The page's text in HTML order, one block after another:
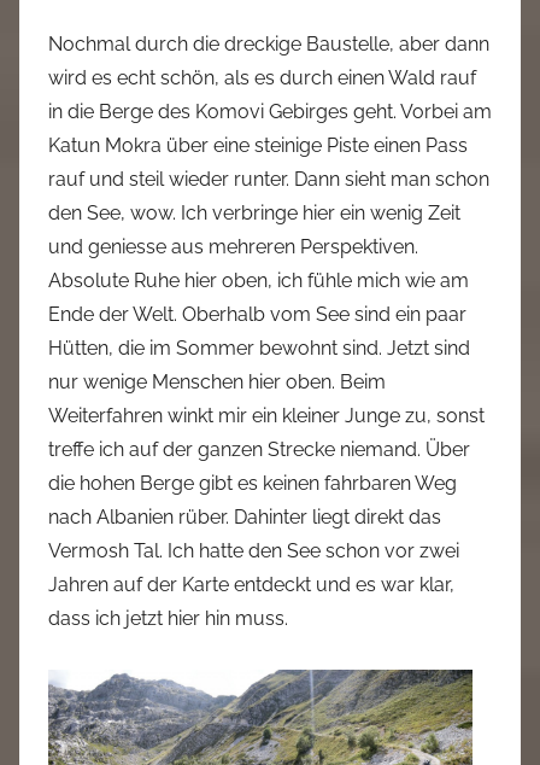
Nochmal durch die dreckige Baustelle, aber dann
wird es echt schön, als es durch einen Wald rauf
in die Berge des Komovi Gebirges geht. Vorbei am
Katun Mokra über eine steinige Piste einen Pass
rauf und steil wieder runter. Dann sieht man schon
den See, wow. Ich verbringe hier ein wenig Zeit
und geniesse aus mehreren Perspektiven.
Absolute Ruhe hier oben, ich fühle mich wie am
Ende der Welt. Oberhalb vom See sind ein paar
Hütten, die im Sommer bewohnt sind. Jetzt sind
nur wenige Menschen hier oben. Beim
Weiterfahren winkt mir ein kleiner Junge zu, sonst
treffe ich auf der ganzen Strecke niemand. Über
die hohen Berge gibt es keinen fahrbaren Weg
nach Albanien rüber. Dahinter liegt direkt das
Vermosh Tal. Ich hatte den See schon vor zwei
Jahren auf der Karte entdeckt und es war klar,
dass ich jetzt hier hin muss.